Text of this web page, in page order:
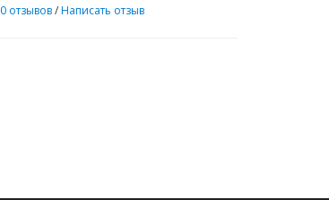
0 отзывов/Написать отзыв